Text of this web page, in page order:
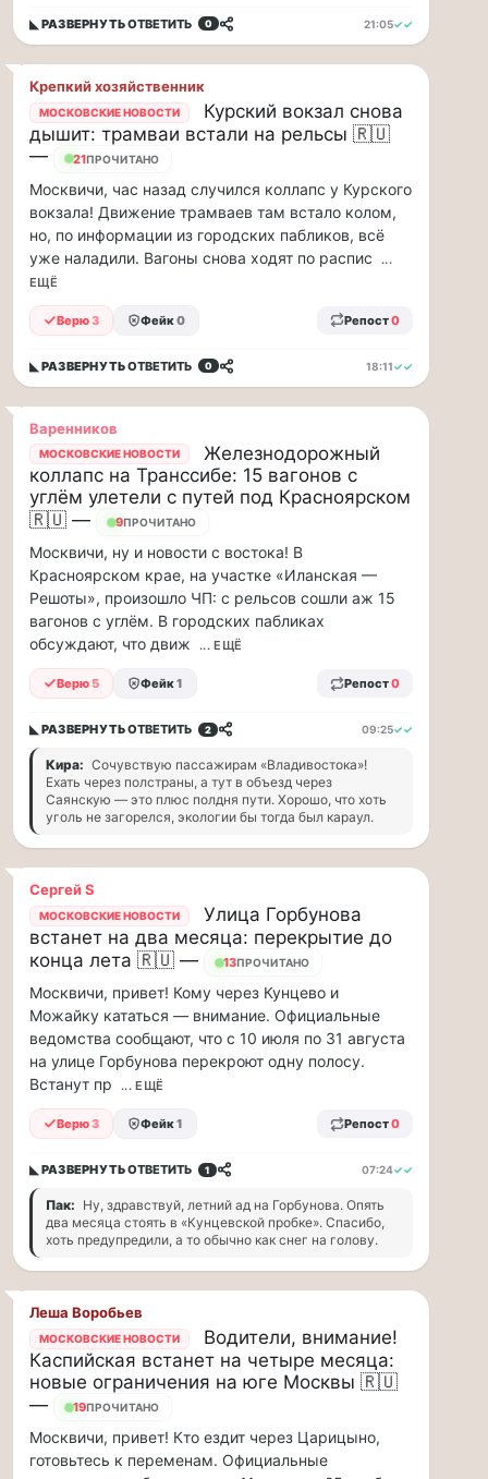
Терапевт
ВСК
дал
совет
дачникам:
«сердечникам»
можно
находится…
Терапевт
ВСК
дал
дачникам:
«сердечникам»
можно
находится
на
жаре
не
более
20
минут
людей
с
сердечно-
сосудистыми
заболеваниями
жара
—
дополнительная
нагрузка
на
ор...
ВСК
выплатила
производителю
упаковки
88
млн
рублей
в…
ВСК
выплатила
производителю
упаковки
млн
в
связи
оборудования
Страховой
Дом
ВСК
выплатил
ООО
ПТК
«Союз-
◣ РАЗВЕРНУТЬОТВЕТИТЬ 0 21:05✓✓
Крепкий хозяйственник
МОСКОВСКИЕ НОВОСТИ
Курский вокзал снова
дышит: трамваи встали на рельсы 🇷🇺
—
21ПРОЧИТАНО
Москвичи, час назад случился коллапс у Курского
вокзала! Движение трамваев там встало колом,
но, по информации из городских пабликов, всё
уже наладили. Вагоны снова ходят по распис
...
ЕЩЁ
Верю3 Фейк0 Репост0
◣ РАЗВЕРНУТЬОТВЕТИТЬ 0 18:11✓✓
Варенников
МОСКОВСКИЕ НОВОСТИ
Железнодорожный
коллапс на Транссибе: 15 вагонов с
углём улетели с путей под Красноярском
🇷🇺 —
9ПРОЧИТАНО
Москвичи, ну и новости с востока! В
Красноярском крае, на участке «Иланская —
Решоты», произошло ЧП: с рельсов сошли аж 15
вагонов с углём. В городских пабликах
обсуждают, что движ
... ЕЩЁ
Верю 5 Фейк1 Репост0
◣ РАЗВЕРНУТЬОТВЕТИТЬ 2 09:25✓✓
Кира: Сочувствую пассажирам «Владивостока»!
Ехать через полстраны, а тут в объезд через
Саянскую — это плюс полдня пути. Хорошо, что хоть
уголь не загорелся, экологии бы тогда был караул.
Сергей S
МОСКОВСКИЕ НОВОСТИ
Улица Горбунова
встанет на два месяца: перекрытие до
конца лета 🇷🇺 —
13ПРОЧИТАНО
Москвичи, привет! Кому через Кунцево и
Можайку кататься — внимание. Официальные
ведомства сообщают, что с 10 июля по 31 августа
на улице Горбунова перекроют одну полосу.
Встанут пр
... ЕЩЁ
Верю3 Фейк1 Репост0
◣ РАЗВЕРНУТЬОТВЕТИТЬ 1 07:24✓✓
Пак: Ну, здравствуй, летний ад на Горбунова. Опять
два месяца стоять в «Кунцевской пробке». Спасибо,
хоть предупредили, а то обычно как снег на голову.
Леша Воробьев
МОСКОВСКИЕ НОВОСТИ
Водители, внимание!
Каспийская встанет на четыре месяца:
новые ограничения на юге Москвы 🇷🇺
—
19ПРОЧИТАНО
Москвичи, привет! Кто ездит через Царицыно,
готовьтесь к переменам. Официальные